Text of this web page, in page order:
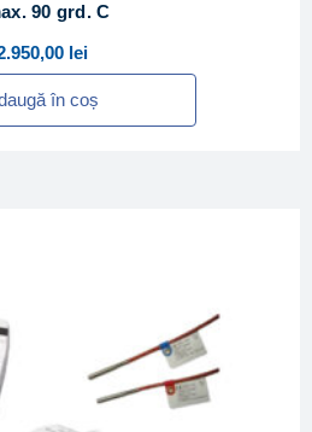
90 grd. C
lei
în coș